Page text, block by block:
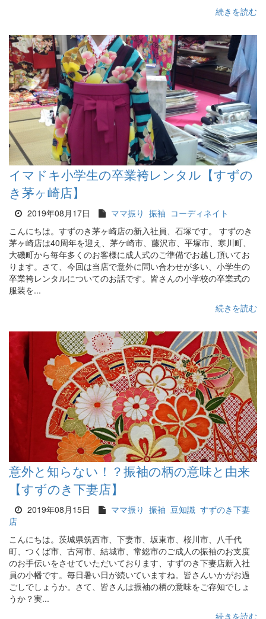
続きを読む
イマドキ小学生の卒業袴レンタル【すずの
き茅ヶ崎店】
2019年08月17日 ママ振り 振袖 コーディネイト
こんにちは。すずのき茅ヶ崎店の新入社員、石塚です。 すずのき
茅ヶ崎店は40周年を迎え、茅ケ崎市、藤沢市、平塚市、寒川町、
大磯町から毎年多くのお客様に成人式のご準備でお越し頂いてお
ります。さて、今回は当店で意外に問い合わせが多い、小学生の
卒業袴レンタルについてのお話です。皆さんの小学校の卒業式の
服装を...
続きを読む
意外と知らない！？振袖の柄の意味と由来
【すずのき下妻店】
2019年08月15日 ママ振り 振袖 豆知識 すずのき下妻
店
こんにちは。茨城県筑西市、下妻市、坂東市、桜川市、八千代
町、つくば市、古河市、結城市、常総市のご成人の振袖のお支度
のお手伝いをさせていただいております、すずのき下妻店新入社
員の小幡です。毎日暑い日が続いていますね。皆さんいかがお過
ごしでしょうか。さて、皆さんは振袖の柄の意味をご存知でしょ
うか？実...
続きを読む